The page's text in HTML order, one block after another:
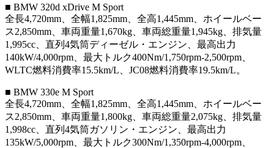
■ BMW 320d xDrive M Sport
全長4,720mm、全幅1,825mm、全高1,445mm、ホイールベー
ス2,850mm、車両重量1,670kg、車両総重量1,945kg、排気量
1,995cc、直列4気筒ディーゼル・エンジン、最高出力
140kW/4,000rpm、最大トルク400Nm/1,750rpm-2,500rpm、
WLTC燃料消費率15.5km/L、JC08燃料消費率19.5km/L。
■ BMW 330e M Sport
全長4,720mm、全幅1,825mm、全高1,445mm、ホイールベー
ス2,850mm、車両重量1,800kg、車両総重量2,075kg、排気量
1,998cc、直列4気筒ガソリン・エンジン、最高出力
135kW/5,000rpm、最大トルク300Nm/1,350rpm-4,000rpm、